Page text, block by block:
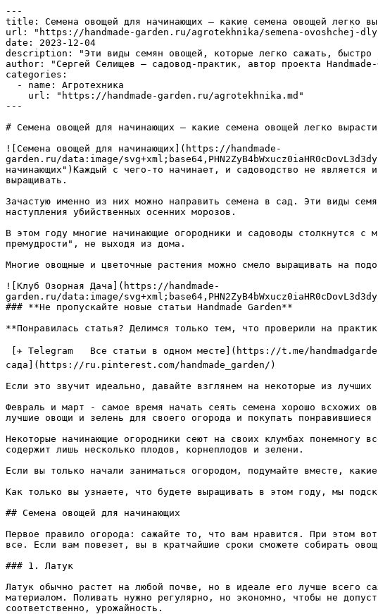
---
title: Семена овощей для начинающих – какие семена овощей легко
url: "https://handmade-garden.ru/agrotekhnika/semena-ovoshchej-
date: 2023-12-04
description: "Эти виды семян овощей, которые легко сажать, быстро
author: "Сергей Селищев — садовод-практик, автор проекта
categories:
---
# Семена овощей для начинающих – какие семена овощей легко
![Семена овощей для начинающих](https://handmade-
garden.ru/data:image/
начинающих")Каждый с чего-то начинает, и садоводство не является
выращивать.
Зачастую именно из них можно направить семена в сад. Эти виды
наступления убийственных осенних морозов.
В этом году многие начинающие огородники и садоводы столкнутся с
премудрости", не выходя из дома.
Многие овощные и цветочные растения можно смело выращивать на
![Клуб Озорная Дача](https://handmade-
garden.ru/data:image/
### **Не пропускайте новые статьи Handmade Garden**
**Понравилась статья? Делимся только тем, что проверили на
сада](https://ru.pinterest.com/handmade_garden/)
Если это звучит идеально, давайте взглянем на некоторые из лучших
Февраль и март - самое время начать сеять семена хорошо всхожих
лучшие овощи и зелень для своего огорода и покупать понравившиеся
Некоторые начинающие огородники сеют на своих клумбах
содержит лишь несколько плодов, корнеплодов и зелени.
Если вы только начали заниматься огородом, подумайте вместе,
Как только вы узнаете, что будете выращивать в этом году, мы
## Семена овощей для начинающих
Первое правило огорода: сажайте то, что вам нравится. При этом
все. Если вам повезет, вы в кратчайшие сроки сможете собирать
### 1. Латук
Латук обычно растет на любой почве, но в идеале его лучше всего
материалом. Поливать нужно регулярно, но экономно, чтобы не
соответственно, урожайность.